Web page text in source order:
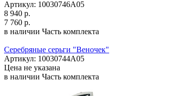
Артикул: 10030746А05
8 940 р.
7 760 р.
в наличии Часть комплекта
Серебряные серьги "Веночек"
Артикул: 10030744А05
Цена не указана
в наличии Часть комплекта